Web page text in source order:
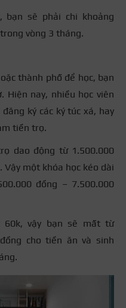
bạn sẽ phải chi khoảng
vòng 3 tháng.
thành phố để học, bạn
Hiện nay, nhiều học viên
ký các ký túc xá, hay
tiền trọ.
dao động từ 1.500.000
một khóa học kéo dài
đồng – 7.500.000
vậy bạn sẽ mất từ
cho tiền ăn và sinh